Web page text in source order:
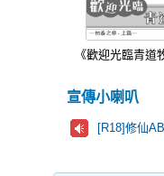
《歡迎光臨青道
宣傳小喇叭
[R18]修仙